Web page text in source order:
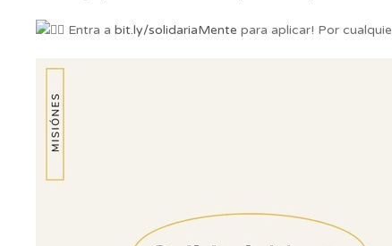
Entra a bit.ly/solidariaMente para aplicar! Por